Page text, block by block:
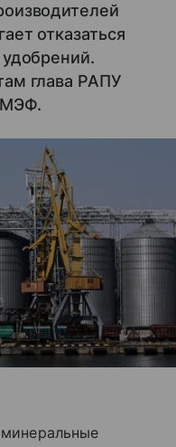
отказаться
удобрений.
глава РАПУ